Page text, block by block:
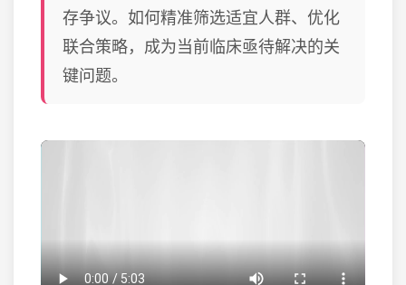
存争议。如何精准筛选适宜人群、优化
联合策略，成为当前临床亟待解决的关
键问题。